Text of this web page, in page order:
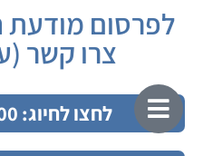
לפרסום
צרו קשר
לחצו לחיוג: 077-9971000